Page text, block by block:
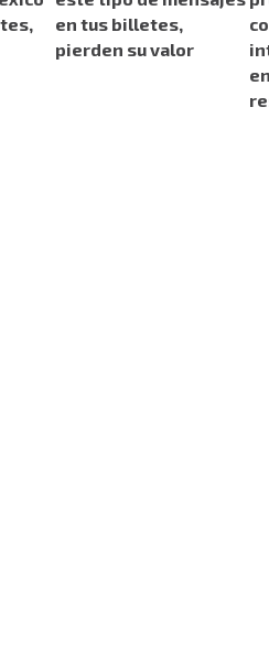
en tus billetes,
pierden su valor